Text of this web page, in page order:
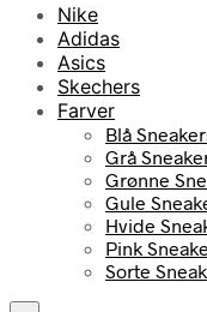
Nike
Adidas
Asics
Skechers
Farver
Blå
Grå
Grønne
Gule
Hvide
Pink
Sorte